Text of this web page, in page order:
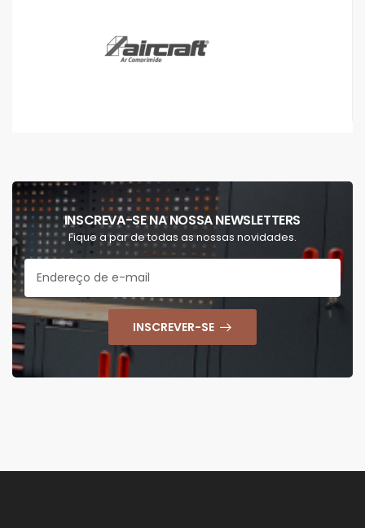
INSCREVA-SE NA NOSSA NEWSLETTERS
Fique a par de todas as nossas novidades.
INSCREVER-SE